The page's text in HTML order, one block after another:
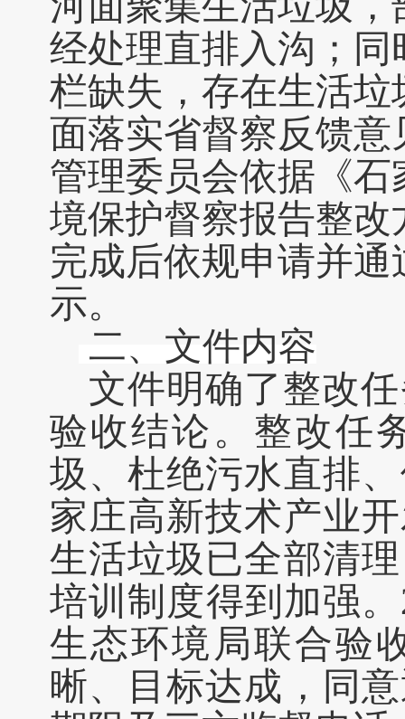
经处理直排入沟；
栏缺失，存在生活
面落实省督察反馈
管理委员会依据《
境保护督察报告整
完成后依规申请并
示。
二、文件内容
文件明确了整改
验收结论。整改任
圾、杜绝污水直排
家庄高新技术产业
生活垃圾已全部清
培训制度得到加强。
生态环境局联合验
晰、目标达成，同